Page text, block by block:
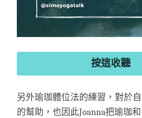
按這收聽
另外瑜珈體位法的練習，對於
的幫助，也因此Joanna把瑜珈